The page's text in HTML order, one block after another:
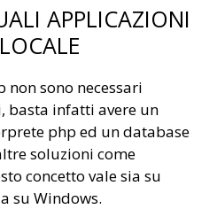
APPLICAZIONI
non sono necessari
infatti avere un
php ed un database
soluzioni come
concetto vale sia su
su Windows.